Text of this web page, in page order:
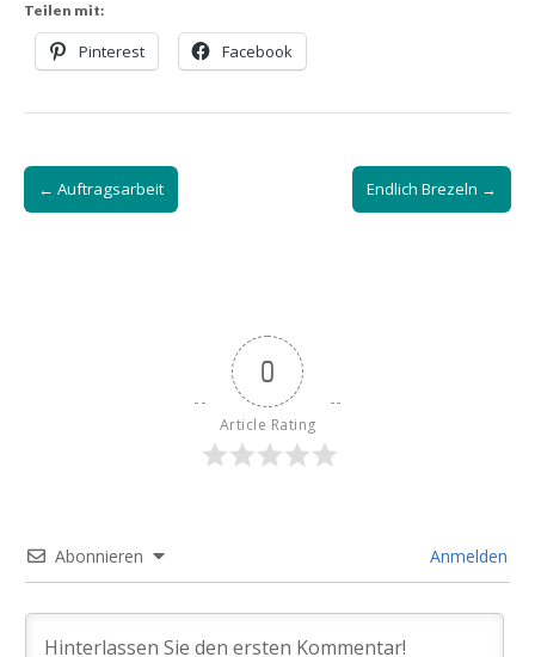
Teilen mit:
Pinterest Facebook
Post
navigation
← Auftragsarbeit Endlich Brezeln →
0
Article Rating
Abonnieren Anmelden